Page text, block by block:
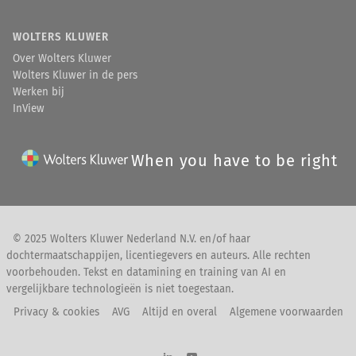
WOLTERS KLUWER
Over Wolters Kluwer
Wolters Kluwer in de pers
Werken bij
InView
When you have to be right
© 2025 Wolters Kluwer Nederland N.V. en/of haar
dochtermaatschappijen, licentiegevers en auteurs. Alle rechten
voorbehouden. Tekst en datamining en training van AI en
vergelijkbare technologieën is niet toegestaan.
Privacy & cookies
AVG Altijd en overal Algemene voorwaarden